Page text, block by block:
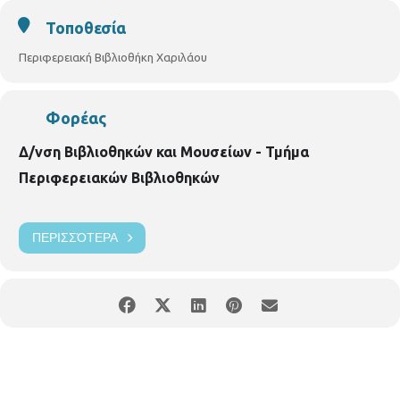
Τοποθεσία
Περιφερειακή Βιβλιοθήκη Χαριλάου
Φορέας
Δ/νση Βιβλιοθηκών και Μουσείων - Τμήμα
Περιφερειακών Βιβλιοθηκών
ΠΕΡΙΣΣΌΤΕΡΑ